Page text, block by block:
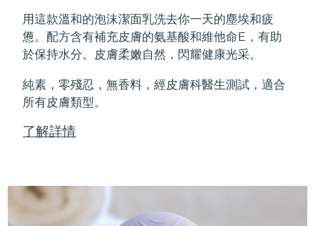
用這款溫和的泡沫潔面乳洗去你一天的塵埃和疲
憊。配方含有補充皮膚的氨基酸和維他命E，有助
於保持水分。皮膚柔嫩自然，閃耀健康光采。
純素，零殘忍，無香料，經皮膚科醫生測試，適合
所有皮膚類型。
了解詳情